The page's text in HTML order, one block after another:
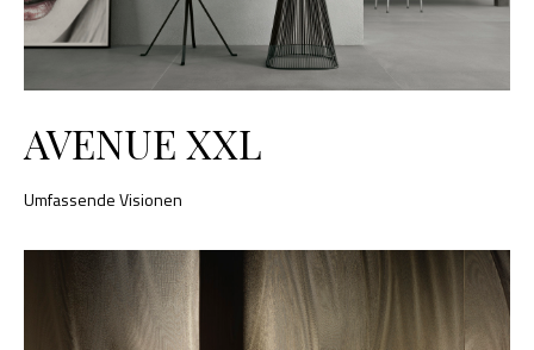
AVENUE XXL
Umfassende Visionen